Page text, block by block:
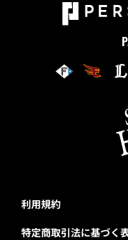
利用規約
特定商取引法に基づく